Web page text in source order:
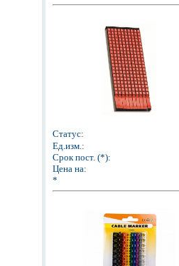
Статус:
Ед.изм.:
Срок пост. (*):
Цена на:
*